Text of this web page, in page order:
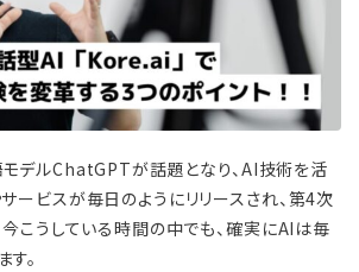
デルChatGPTが話題となり、AI技術を活
ービスが毎日のようにリリースされ、第4次
こうしている時間の中でも、確実にAIは毎
。